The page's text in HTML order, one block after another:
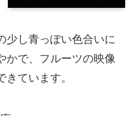
少し青っぽい色合いに
かで、フルーツの映像
ています。